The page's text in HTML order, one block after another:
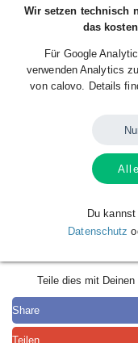
Teile dies mit
Share
Teilen
Wir setzen technisch
das
Für Google
verwenden Analytics
von calovo. Details
Du
Datenschutz